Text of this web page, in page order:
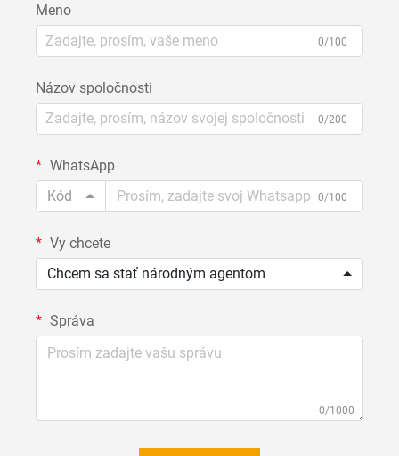
Meno
0/100
Názov spoločnosti
0/200
WhatsApp
Kód
0/100
Vy chcete
Chcem sa stať národným agentom
Správa
0/1000